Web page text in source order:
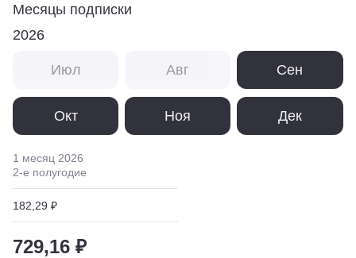
Месяцы подписки
2026
Июл Авг Сен
Окт Ноя Дек
1 месяц 2026
2-е полугодие
182,29 ₽
729,16 ₽